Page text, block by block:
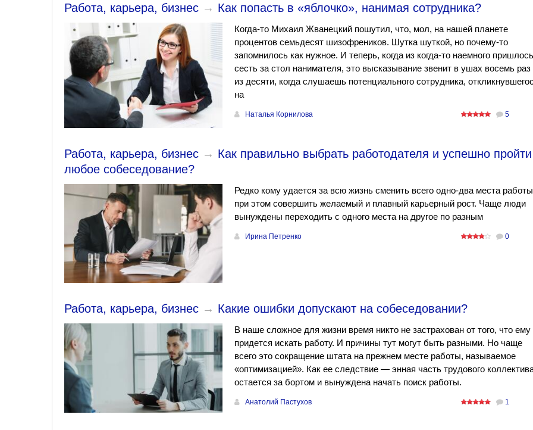
Работа, карьера, бизнес → Как попасть в «яблочко», нанимая сотрудника?
Когда-то Михаил Жванецкий пошутил, что, мол, на нашей планете
процентов семьдесят шизофреников. Шутка шуткой, но почему-то
запомнилось как нужное. И теперь, когда из когда-то наемного пришлось
сесть за стол нанимателя, это высказывание звенит в ушах восемь раз
из десяти, когда слушаешь потенциального сотрудника,
на
Наталья Корнилова 5
Работа, карьера, бизнес → Как правильно выбрать работодателя и успешно пройти
любое собеседование​?
Редко кому удается за всю жизнь сменить всего одно-два места
при этом совершить желаемый и плавный карьерный рост. Чаще люди
вынуждены переходить с одного места на другое по разным
Ирина Петренко 0
Работа, карьера, бизнес → Какие ошибки допускают на собеседовании?
В наше сложное для жизни время никто не застрахован от того, что ему
придется искать работу. И причины тут могут быть разными. Но чаще
всего это сокращение штата на прежнем месте работы, называемое
«оптимизацией». Как ее следствие — энная часть трудового
остается за бортом и вынуждена начать поиск работы.
Анатолий Пастухов 1